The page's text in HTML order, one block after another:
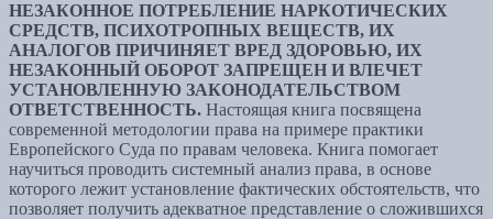
НЕЗАКОННОЕ ПОТРЕБЛЕНИЕ НАРКОТИЧЕСКИХ
СРЕДСТВ, ПСИХОТРОПНЫХ ВЕЩЕСТВ, ИХ
АНАЛОГОВ ПРИЧИНЯЕТ ВРЕД ЗДОРОВЬЮ, ИХ
НЕЗАКОННЫЙ ОБОРОТ ЗАПРЕЩЕН И ВЛЕЧЕТ
УСТАНОВЛЕННУЮ ЗАКОНОДАТЕЛЬСТВОМ
ОТВЕТСТВЕННОСТЬ. Настоящая книга посвящена
современной методологии права на примере практики
Европейского Суда по правам человека. Книга помогает
научиться проводить системный анализ права, в основе
которого лежит установление фактических обстоятельств, что
позволяет получить адекватное представление о сложившихся